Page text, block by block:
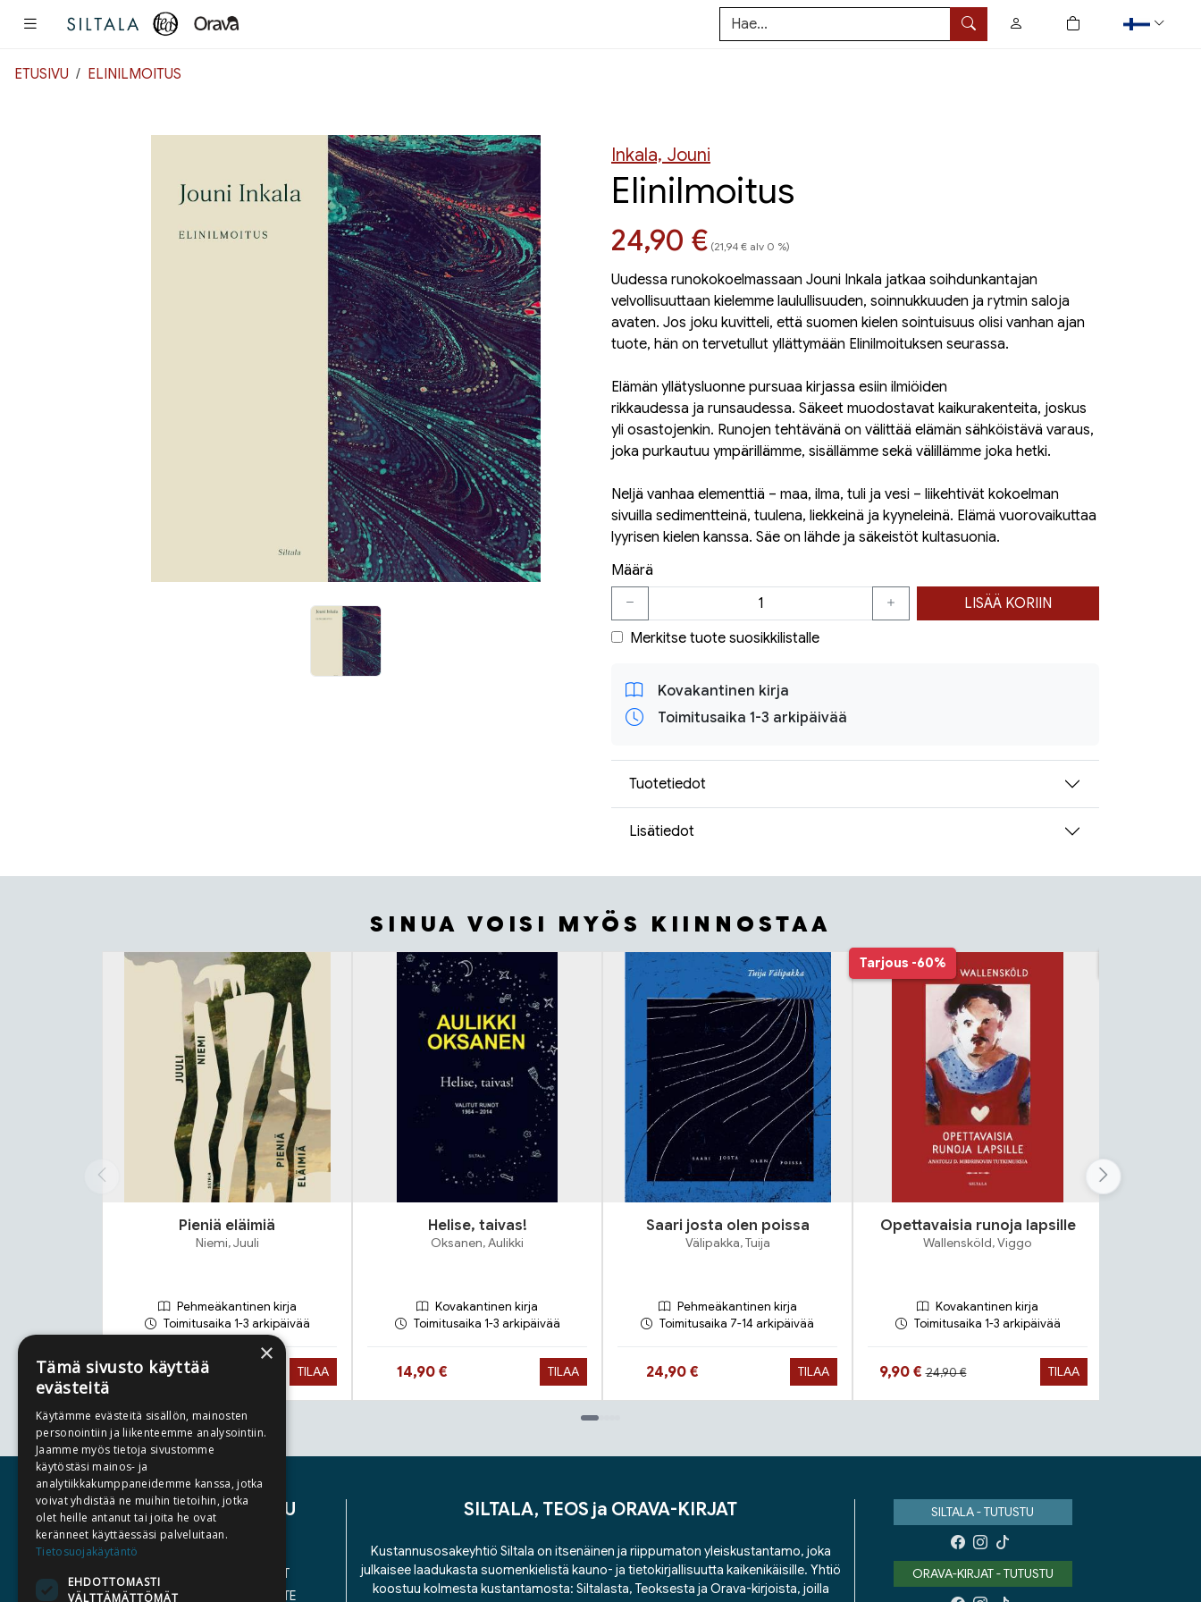
Hae
0
tuotetta ostoskorissa
ETUSIVU ELINILMOITUS
Inkala, Jouni
Elinilmoitus
Hinta nyt
24,90 € (21,94 € alv 0 %)
Uudessa runokokoelmassaan Jouni Inkala jatkaa soihdunkantajan
velvollisuuttaan kielemme laulullisuuden, soinnukkuuden ja rytmin saloja
avaten. Jos joku kuvitteli, että suomen kielen sointuisuus olisi vanhan ajan
tuote, hän on tervetullut yllättymään Elinilmoituksen seurassa.
Elämän yllätysluonne pursuaa kirjassa esiin ilmiöiden
rikkaudessa ja runsaudessa. Säkeet muodostavat kaikurakenteita, joskus
yli osastojenkin. Runojen tehtävänä on välittää elämän sähköistävä varaus,
joka purkautuu ympärillämme, sisällämme sekä välillämme joka hetki.
Neljä vanhaa elementtiä – maa, ilma, tuli ja vesi – liikehtivät kokoelman
sivuilla sedimentteinä, tuulena, liekkeinä ja kyyneleinä. Elämä vuorovaikuttaa
lyyrisen kielen kanssa. Säe on lähde ja säkeistöt kultasuonia.
Määrä
LISÄÄ KORIIN
Merkitse tuote suosikkilistalle
Kovakantinen kirja
Toimitusaika 1-3 arkipäivää
Tuotetiedot
Lisätiedot
SINUA VOISI MYÖS KIINNOSTAA
Tuoteluettelon alku
Pieniä eläimiä
Niemi, Juuli
Pehmeäkantinen kirja
Toimitusaika 1-3 arkipäivää
Hinta nyt
23,90 € TILAA
Helise, taivas!
Oksanen, Aulikki
Kovakantinen kirja
Toimitusaika 1-3 arkipäivää
Hinta nyt
14,90 € TILAA
Saari josta olen poissa
Välipakka, Tuija
Pehmeäkantinen kirja
Toimitusaika 7-14 arkipäivää
Hinta nyt
24,90 € TILAA
Tarjous -60%
Opettavaisia runoja lapsille
Wallensköld, Viggo
Kovakantinen kirja
Toimitusaika 1-3 arkipäivää
Hinta nyt
9,90 €Hinta aiemmin
24,90 € TILAA
Tuoteluettelon loppu
ASIAKASPALVELU
YLEISET TOIMITUSEHDOT
SAAVUTETTAVUUSSELOSTE
SILTALA, TEOS ja ORAVA-KIRJAT
Kustannusosakeyhtiö Siltala on itsenäinen ja riippumaton yleiskustantamo, joka
julkaisee laadukasta suomenkielistä kauno- ja tietokirjallisuutta kaikenikäisille. Yhtiö
koostuu kolmesta kustantamosta: Siltalasta, Teoksesta ja Orava-kirjoista, joilla
SILTALA - TUTUSTU
ORAVA-KIRJAT - TUTUSTU
×
Tämä sivusto käyttää
evästeitä
Käytämme evästeitä sisällön, mainosten
personointiin ja liikenteemme analysointiin.
Jaamme myös tietoja sivustomme
käytöstäsi mainos- ja
analytiikkakumppaneidemme kanssa, jotka
voivat yhdistää ne muihin tietoihin, jotka
olet heille antanut tai joita he ovat
keränneet käyttäessäsi palveluitaan.
Tietosuojakäytäntö
EHDOTTOMASTI
VÄLTTÄMÄTTÖMÄT